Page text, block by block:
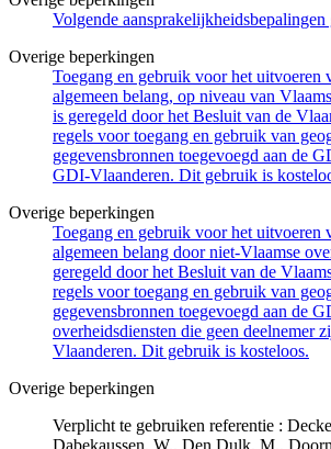
Volgende aansprakelijkheidsbepalingen
Overige beperkingen
Toegang en gebruik voor het uitvoeren
algemeen belang, op niveau van
is geregeld door het Besluit van de
regels voor toegang en gebruik van
gegevensbronnen toegevoegd aan de
GDI-Vlaanderen. Dit gebruik is
Overige beperkingen
Toegang en gebruik voor het uitvoeren
algemeen belang door niet-Vlaamse
geregeld door het Besluit van de
regels voor toegang en gebruik van
gegevensbronnen toegevoegd aan de
overheidsdiensten die geen deelnemer
Vlaanderen. Dit gebruik is kosteloos.
Overige beperkingen
Verplicht te gebruiken referentie :
Dabekaussen, W., Den Dulk, M.,